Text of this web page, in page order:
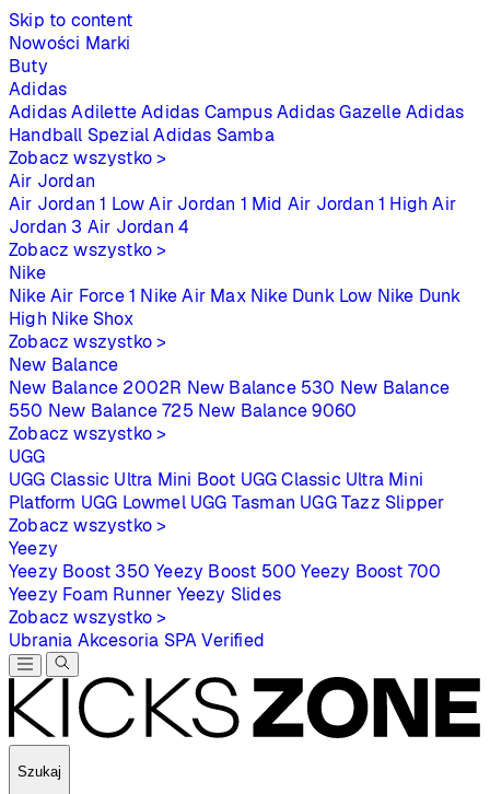
Skip to content
Nowości Marki
Buty
Adidas
Adidas Adilette Adidas Campus Adidas Gazelle Adidas
Handball Spezial Adidas Samba
Zobacz wszystko >
Air Jordan
Air Jordan 1 Low Air Jordan 1 Mid Air Jordan 1 High Air
Jordan 3 Air Jordan 4
Zobacz wszystko >
Nike
Nike Air Force 1 Nike Air Max Nike Dunk Low Nike Dunk
High Nike Shox
Zobacz wszystko >
New Balance
New Balance 2002R New Balance 530 New Balance
550 New Balance 725 New Balance 9060
Zobacz wszystko >
UGG
UGG Classic Ultra Mini Boot UGG Classic Ultra Mini
Platform UGG Lowmel UGG Tasman UGG Tazz Slipper
Zobacz wszystko >
Yeezy
Yeezy Boost 350 Yeezy Boost 500 Yeezy Boost 700
Yeezy Foam Runner Yeezy Slides
Zobacz wszystko >
Ubrania Akcesoria SPAVerified
Szukaj